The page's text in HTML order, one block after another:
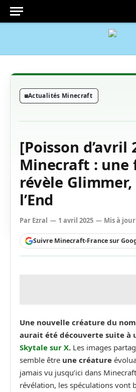
Actualités Minecraft
[Poisson d’avril
Minecraft : une
révèle
l’End
Par Ezral 1 avril 2025 Mis à
Suivre Minecraft-France sur
Une nouvelle créature du
aurait été découverte suite à
Skytale sur X. Les images
semble être une créature
jamais vu jusqu’ici dans
révélation, les spéculations vont